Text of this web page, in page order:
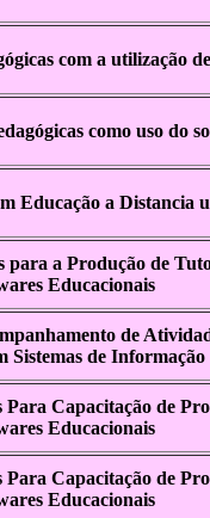
com a utilização
como uso do
Educação a Distancia
para a Produção de
Educacionais
de
Sistemas de Informação
Capacitação de
Educacionais
Capacitação de
Educacionais